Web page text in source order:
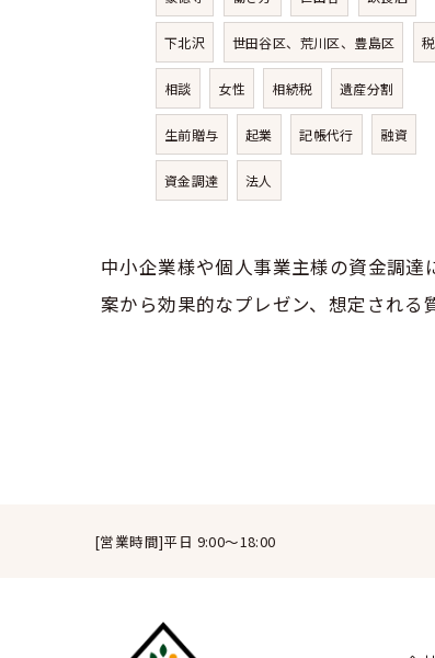
下北沢 世田谷区、荒川区、豊島区
相談 女性 相続税 遺産分割
生前贈与 起業 記帳代行 融資
資金調達 法人
中小企業様や個人事業主様の資金調
案から効果的なプレゼン、想定される
[営業時間]平日 9:00～18:00